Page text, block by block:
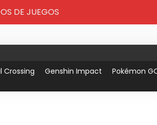
Crossing Genshin Impact Pokémon
DE JUEGOS